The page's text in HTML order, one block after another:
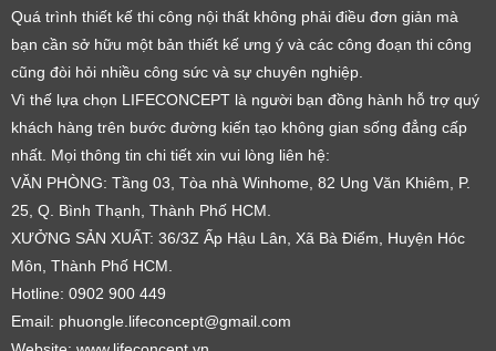
Quá trình thiết kế thi công nội thất không phải điều đơn giản mà
bạn cần sở hữu một bản thiết kế ưng ý và các công đoạn thi công
cũng đòi hỏi nhiều công sức và sự chuyên nghiệp.
Vì thế lựa chọn LIFECONCEPT là người bạn đồng hành hỗ trợ quý
khách hàng trên bước đường kiến tạo không gian sống đẳng cấp
nhất. Mọi thông tin chi tiết xin vui lòng liên hệ:
VĂN PHÒNG: Tầng 03, Tòa nhà Winhome, 82 Ung Văn Khiêm, P.
25, Q. Bình Thạnh, Thành Phố HCM.
XƯỞNG SẢN XUẤT: 36/3Z Ấp Hậu Lân, Xã Bà Điểm, Huyện Hóc
Môn, Thành Phố HCM.
Hotline: 0902 900 449
Email: phuongle.lifeconcept@gmail.com